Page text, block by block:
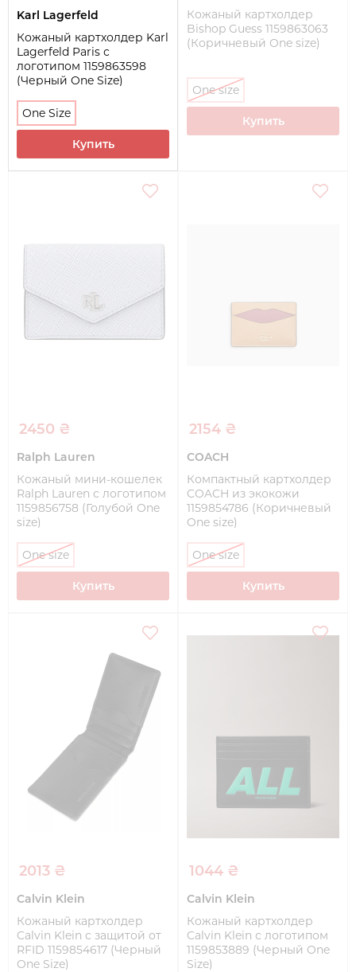
Karl Lagerfeld
Кожаный картхолдер Karl
Lagerfeld Paris с
логотипом 1159863598
(Черный One Size)
One Size
Купить
Кожаный картхолдер
Bishop Guess 1159863063
(Коричневый One size)
One size
Купить
2450 ₴
Ralph Lauren
Кожаный мини-кошелек
Ralph Lauren с логотипом
1159856758 (Голубой One
size)
One size
Купить
2154 ₴
COACH
Компактный картхолдер
COACH из экокожи
1159854786 (Коричневый
One size)
One size
Купить
2013 ₴
Calvin Klein
Кожаный картхолдер
Calvin Klein с защитой от
RFID 1159854617 (Черный
One Size)
1044 ₴
Calvin Klein
Кожаный картхолдер
Calvin Klein с логотипом
1159853889 (Черный One
Size)